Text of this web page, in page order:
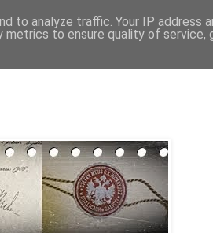
to analyze traffic. Your IP address
to ensure quality of service,